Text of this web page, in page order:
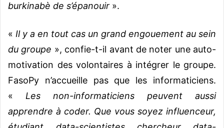
burkinabè de s’épanouir ».
« Il y a en tout cas un grand engouement au sein
du groupe », confie-t-il avant de noter une auto-
motivation des volontaires à intégrer le groupe.
FasoPy n’accueille pas que les informaticiens.
« Les non-informaticiens peuvent aussi
apprendre à coder. Que vous soyez influenceur,